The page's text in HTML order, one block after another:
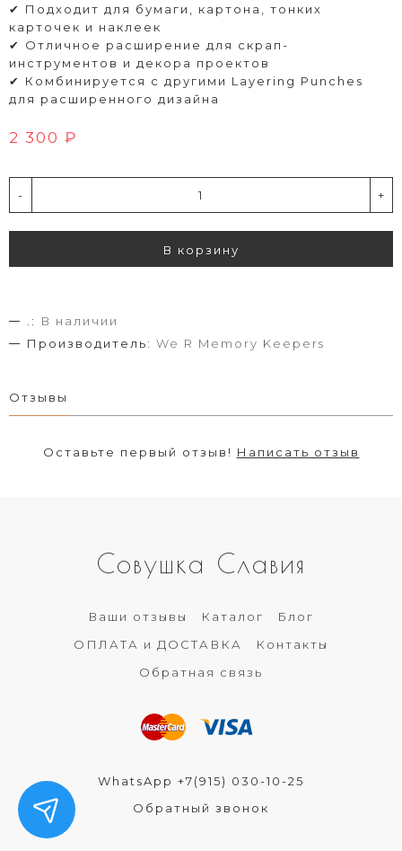
✔ Подходит для бумаги, картона, тонких
карточек и наклеек
✔ Отличное расширение для скрап-
инструментов и декора проектов
✔ Комбинируется с другими Layering Punches
для расширенного дизайна
2 300 ₽
- +
В корзину
.:
В наличии
Производитель: We R Memory Keepers
Отзывы
Оставьте первый отзыв! Написать отзыв
Совушка Славия
Ваши отзывы Каталог
Блог
ОПЛАТА и ДОСТАВКА
Контакты
Обратная связь
WhatsApp +7(915) 030-10-25
Обратный звонок